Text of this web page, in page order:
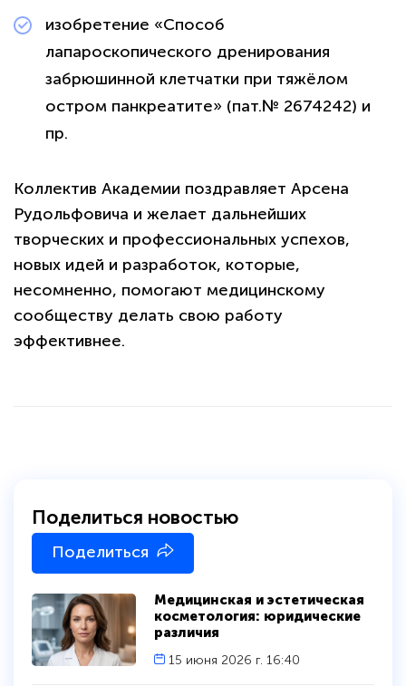
конфиденциальности сайта
изобретение «Способ
лапароскопического дренирования
забрюшинной клетчатки при тяжёлом
остром панкреатите» (пат.№ 2674242) и
пр.
Коллектив Академии поздравляет Арсена
Рудольфовича и желает дальнейших
творческих и профессиональных успехов,
новых идей и разработок, которые,
несомненно, помогают медицинскому
сообществу делать свою работу
эффективнее.
Медицинская и эстетическая
косметология: юридические
различия
15 июня 2026 г. 16:40
Поделиться новостью
Поделиться